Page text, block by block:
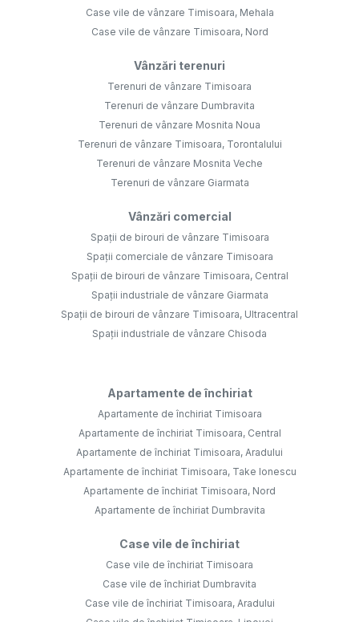
Case vile de vânzare Timisoara, Mehala
Case vile de vânzare Timisoara, Nord
Vânzări terenuri
Terenuri de vânzare Timisoara
Terenuri de vânzare Dumbravita
Terenuri de vânzare Mosnita Noua
Terenuri de vânzare Timisoara, Torontalului
Terenuri de vânzare Mosnita Veche
Terenuri de vânzare Giarmata
Vânzări comercial
Spații de birouri de vânzare Timisoara
Spații comerciale de vânzare Timisoara
Spații de birouri de vânzare Timisoara, Central
Spații industriale de vânzare Giarmata
Spații de birouri de vânzare Timisoara, Ultracentral
Spații industriale de vânzare Chisoda
Apartamente de închiriat
Apartamente de închiriat Timisoara
Apartamente de închiriat Timisoara, Central
Apartamente de închiriat Timisoara, Aradului
Apartamente de închiriat Timisoara, Take Ionescu
Apartamente de închiriat Timisoara, Nord
Apartamente de închiriat Dumbravita
Case vile de închiriat
Case vile de închiriat Timisoara
Case vile de închiriat Dumbravita
Case vile de închiriat Timisoara, Aradului